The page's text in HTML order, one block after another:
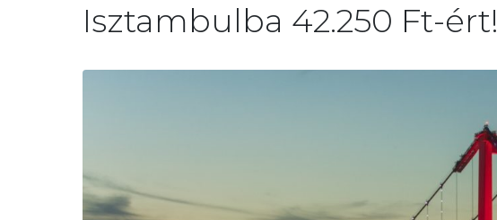
Isztambulba 42.250 Ft-ért!